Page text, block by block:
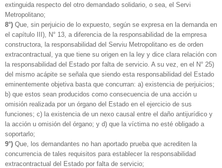
extinguida respecto del otro demandado solidario, o sea, el Servi
Metropolitano;
8°) Que, sin perjuicio de lo expuesto, según se expresa en la demanda en
el capítulo III), N° 13, a diferencia de la responsabilidad de la empresa
constructora, la responsabilidad del Serviu Metropolitano es de orden
extracontractual, ya que tiene su origen en la ley y dice clara relación con
la responsabilidad del Estado por falta de servicio. A su vez, en el N° 25)
del mismo acápite se señala que siendo esta responsabilidad del Estado
eminentemente objetiva basta que concurran: a) existencia de perjuicios;
b) que estos sean producidos como consecuencia de una acción u
omisión realizada por un órgano del Estado en el ejercicio de sus
funciones; c) la existencia de un nexo causal entre el daño antijurídico y
la acción u omisión del órgano; y d) que la víctima no esté obligado a
soportarlo;
9°) Que, los demandantes no han aportado prueba que acrediten la
concurrencia de tales requisitos para establecer la responsabilidad
extracontractual del Estado por falta de servicio;